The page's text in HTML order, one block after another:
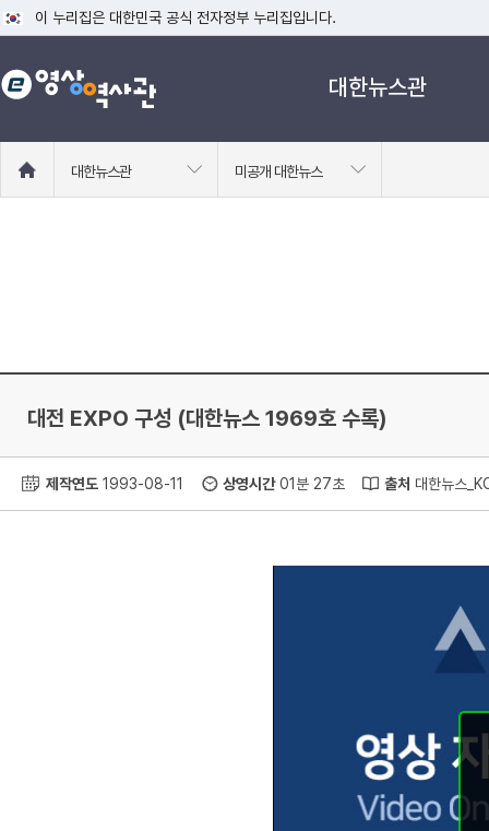
이 누리집은 대한민국 공식 전자정부 누리집입니다.
공식 누리집 주소 확인하기
go.kr 주소를 사용하는 누리집은 대한민국 정부기관이 관리하는 누리집입니
대한뉴스관
로
대한뉴스관 미공개 대한뉴스
대전 EXPO 구성 (대한뉴스 1969호 수록)
제작연도 1993-08-11 상영시간01분 27초 출처 대한뉴스